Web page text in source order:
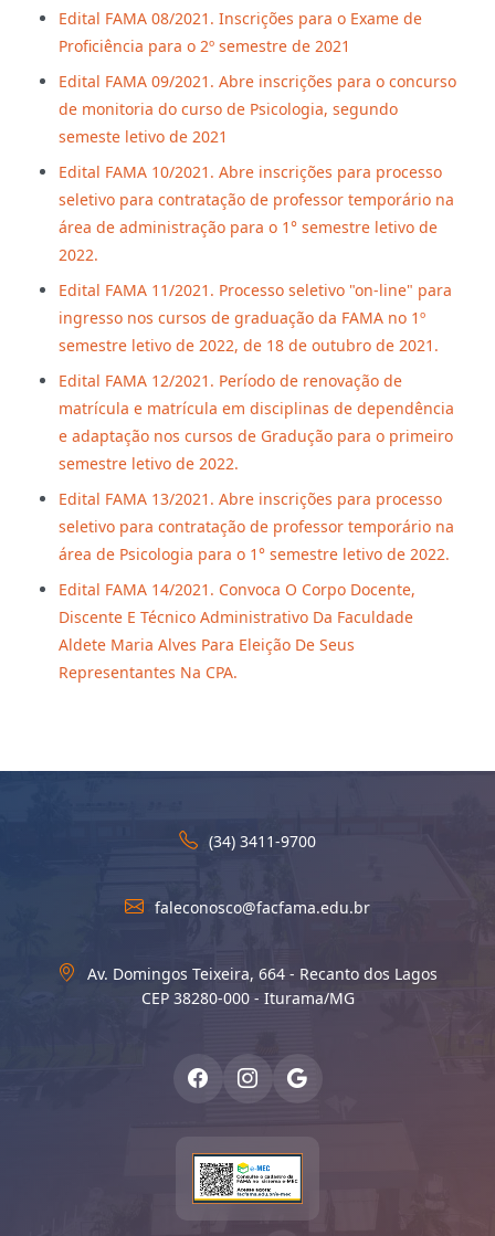
Edital FAMA 08/2021. Inscrições para o Exame de
Proficiência para o 2º semestre de 2021
Edital FAMA 09/2021. Abre inscrições para o concurso
de monitoria do curso de Psicologia, segundo
semeste letivo de 2021
Edital FAMA 10/2021. Abre inscrições para processo
seletivo para contratação de professor temporário na
área de administração para o 1° semestre letivo de
2022.
Edital FAMA 11/2021. Processo seletivo "on-line" para
ingresso nos cursos de graduação da FAMA no 1º
semestre letivo de 2022, de 18 de outubro de 2021.
Edital FAMA 12/2021. Período de renovação de
matrícula e matrícula em disciplinas de dependência
e adaptação nos cursos de Gradução para o primeiro
semestre letivo de 2022.
Edital FAMA 13/2021. Abre inscrições para processo
seletivo para contratação de professor temporário na
área de Psicologia para o 1° semestre letivo de 2022.
Edital FAMA 14/2021. Convoca O Corpo Docente,
Discente E Técnico Administrativo Da Faculdade
Aldete Maria Alves Para Eleição De Seus
Representantes Na CPA.
(34) 3411-9700
faleconosco@facfama.edu.br
Av. Domingos Teixeira, 664 - Recanto dos Lagos
CEP 38280-000 - Iturama/MG